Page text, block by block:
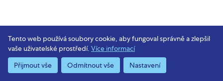
Tento web používá soubory cookie, aby fungoval správně a zlepšil
vaše uživatelské prostředí. Více informací
Přijmout vše
Odmítnout vše Nastavení